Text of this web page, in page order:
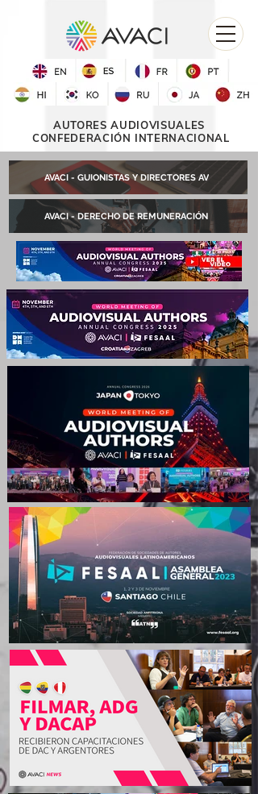
AUTORES AUDIOVISUALES
CONFEDERACIÓN INTERNACIONAL
AVACI - GUIONISTAS Y DIRECTORES AV
AVACI - DERECHO DE REMUNERACIÓN
AVACI - FESAAL en Japón:
expectativas por el próximo
Congreso Asia-Pacífico
FESAAL celebrará su
asamblea anual en Santiago
de Chile